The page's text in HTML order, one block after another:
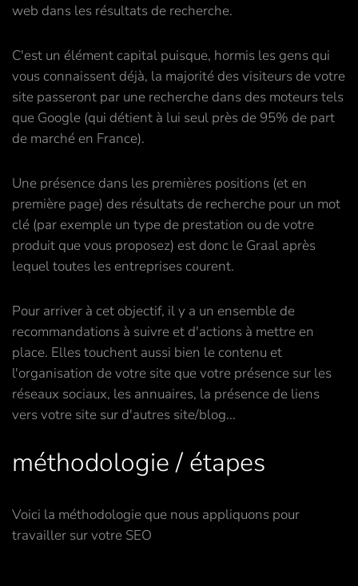
web dans les résultats de recherche.
C'est un élément capital puisque, hormis les gens qui
vous connaissent déjà, la majorité des visiteurs de votre
site passeront par une recherche dans des moteurs tels
que Google (qui détient à lui seul près de 95% de part
de marché en France).
Une présence dans les premières positions (et en
première page) des résultats de recherche pour un mot
clé (par exemple un type de prestation ou de votre
produit que vous proposez) est donc le Graal après
lequel toutes les entreprises courent.
Pour arriver à cet objectif, il y a un ensemble de
recommandations à suivre et d'actions à mettre en
place. Elles touchent aussi bien le contenu et
l'organisation de votre site que votre présence sur les
réseaux sociaux, les annuaires, la présence de liens
vers votre site sur d'autres site/blog...
méthodologie / étapes
Voici la méthodologie que nous appliquons pour
travailler sur votre SEO